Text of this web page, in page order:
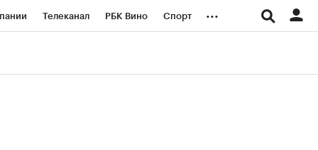
Телеканал РБК Вино Спорт ...